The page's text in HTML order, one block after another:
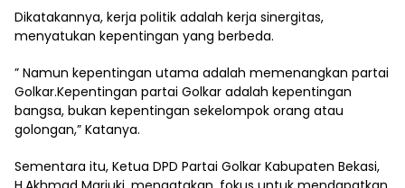
Dikatakannya, kerja politik adalah kerja sinergitas,
menyatukan kepentingan yang berbeda.
” Namun kepentingan utama adalah memenangkan partai
Golkar.Kepentingan partai Golkar adalah kepentingan
bangsa, bukan kepentingan sekelompok orang atau
golongan,” Katanya.
Sementara itu, Ketua DPD Partai Golkar Kabupaten Bekasi,